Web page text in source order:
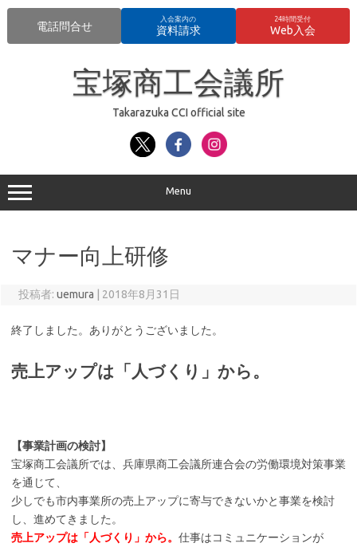
電話問合せ
入会案内の
資料請求
24時間受付
Web入会
宝塚商工会議所
Takarazuka CCI official site
Menu
マナー向上研修
投稿者: uemura 2018年8月31日
終了しました。ありがとうございました。
売上アップは「人づくり」から。
【事業計画の検討】
宝塚商工会議所では、兵庫県商工会議所連合会の労働環境対策事業
を通じて、
少しでも市内事業所の売上アップに寄与できないかと事業を検討
し、進めてきました。
売上アップは「人づくり」から。 仕事はコミュニケーションが